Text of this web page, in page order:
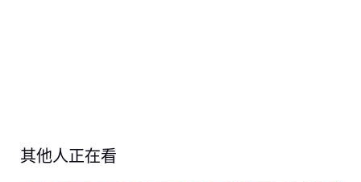
其他人正在看